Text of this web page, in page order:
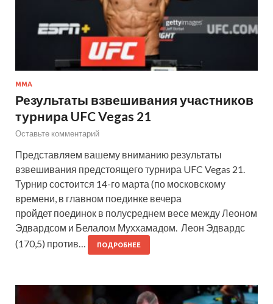
MMA
Результаты взвешивания участников
турнира UFC Vegas 21
Оставьте комментарий
Представляем вашему вниманию результаты
взвешивания предстоящего турнира UFC Vegas 21.
Турнир состоится 14-го марта (по московскому
времени, в главном поединке вечера
пройдет поединок в полусреднем весе между Леоном
Эдвардсом и Белалом Муххамадом. Леон Эдвардс
(170,5) против…
ПОДРОБНЕЕ